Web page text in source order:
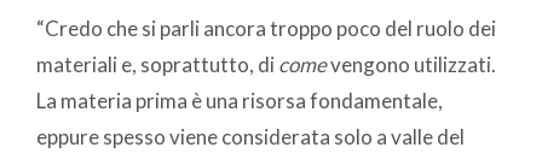
“Credo che si parli ancora troppo poco del ruolo dei
materiali e, soprattutto, di comevengono utilizzati.
La materia prima è una risorsa fondamentale,
eppure spesso viene considerata solo a valle del